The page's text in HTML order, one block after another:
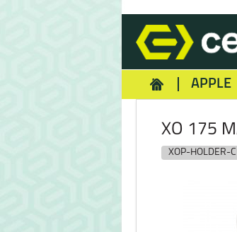
APPLE
XO 175
XOP-HOLDER-